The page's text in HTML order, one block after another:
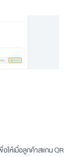
อให้เมื่อลูกค้าสแกน QR